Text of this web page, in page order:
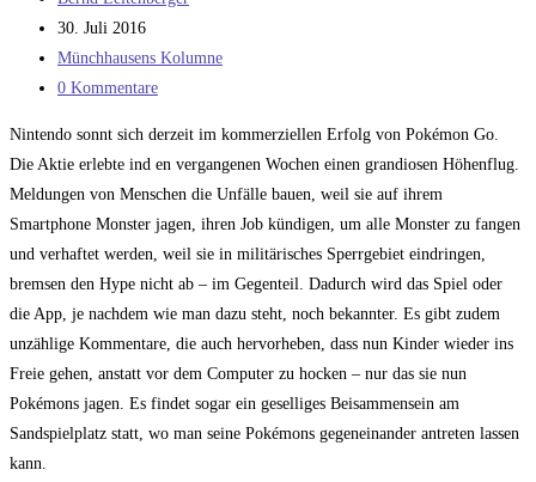
Autor:
Beitrag
veröffentlicht:
30. Juli 2016
Beitrags-
Kategorie:
Münchhausens Kolumne
Beitrags-
0 Kommentare
Nintendo sonnt sich derzeit im kommerziellen Erfolg von Pokémon Go.
Die Aktie erlebte ind en vergangenen Wochen einen grandiosen Höhenflug.
Meldungen von Menschen die Unfälle bauen, weil sie auf ihrem
Smartphone Monster jagen, ihren Job kündigen, um alle Monster zu fangen
und verhaftet werden, weil sie in militärisches Sperrgebiet eindringen,
bremsen den Hype nicht ab – im Gegenteil. Dadurch wird das Spiel oder
die App, je nachdem wie man dazu steht, noch bekannter. Es gibt zudem
unzählige Kommentare, die auch hervorheben, dass nun Kinder wieder ins
Freie gehen, anstatt vor dem Computer zu hocken – nur das sie nun
Pokémons jagen. Es findet sogar ein geselliges Beisammensein am
Sandspielplatz statt, wo man seine Pokémons gegeneinander antreten lassen
kann.